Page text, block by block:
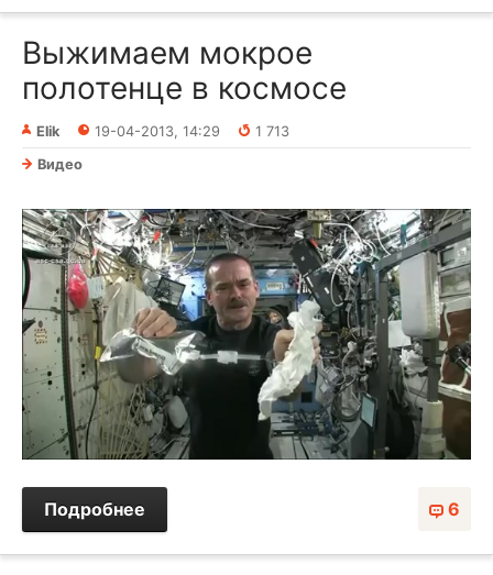
Выжимаем мокрое
полотенце в космосе
Elik 19-04-2013, 14:29
1 713
Видео
6
Подробнее